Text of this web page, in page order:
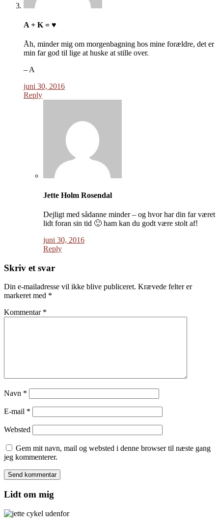
A + K = ♥
Åh, minder mig om morgenbagning hos mine forældre, det er
min far god til lige at huske at stille over.
– A
juni 30, 2016
Reply
Jette Holm Rosendal
Dejligt med sådanne minder – og hvor har din far været
lidt foran sin tid 🙂 ham kan du godt være stolt af!
juni 30, 2016
Reply
Skriv et svar
Din e-mailadresse vil ikke blive publiceret. Krævede felter er
markeret med *
Kommentar *
Navn *
E-mail *
Websted
Gem mit navn, mail og websted i denne browser til næste gang
jeg kommenterer.
Lidt om mig